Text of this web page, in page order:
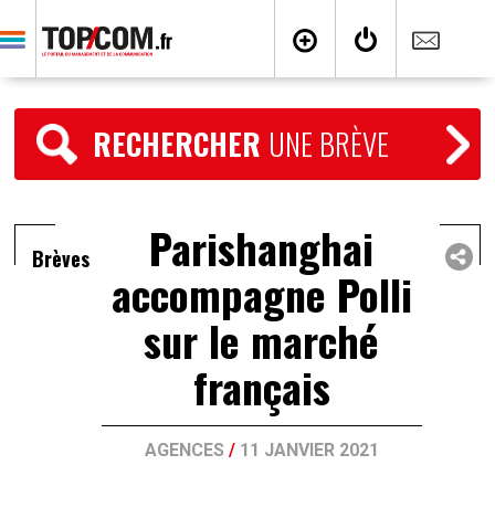
RECHERCHER UNE BRÈVE
Brèves Parishanghai
accompagne Polli
sur le marché
français
AGENCES / 11 JANVIER 2021